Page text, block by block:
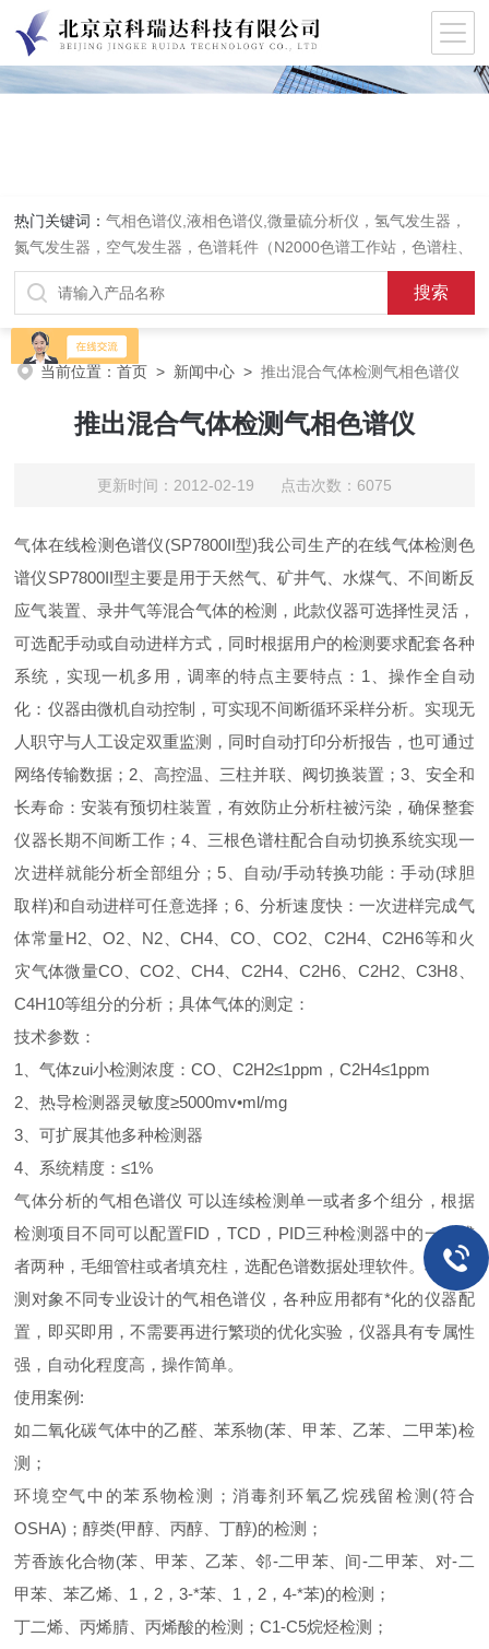
热门关键词：气相色谱仪,液相色谱仪,微量硫分析仪，氢气发生器，
氮气发生器，空气发生器，色谱耗件（N2000色谱工作站，色谱柱、
阀件、进样器、色谱担体），顶空进样器，热解析仪，紫外分光光度
计，原子吸收分光光度计，傅立叶红外光谱仪，分析天平等常规实验
室产品。
当前位置：首页 > 新闻中心 >推出混合气体检测气相色谱仪
推出混合气体检测气相色谱仪
更新时间：2012-02-19 点击次数：6075
气体在线检测色谱仪(SP7800II型)我公司生产的在线气体检测色
谱仪SP7800II型主要是用于天然气、矿井气、水煤气、不间断反
应气装置、录井气等混合气体的检测，此款仪器可选择性灵活，
可选配手动或自动进样方式，同时根据用户的检测要求配套各种
系统，实现一机多用，调率的特点主要特点：1、操作全自动
化：仪器由微机自动控制，可实现不间断循环采样分析。实现无
人职守与人工设定双重监测，同时自动打印分析报告，也可通过
网络传输数据；2、高控温、三柱并联、阀切换装置；3、安全和
长寿命：安装有预切柱装置，有效防止分析柱被污染，确保整套
仪器长期不间断工作；4、三根色谱柱配合自动切换系统实现一
次进样就能分析全部组分；5、自动/手动转换功能：手动(球胆
取样)和自动进样可任意选择；6、分析速度快：一次进样完成气
体常量H2、O2、N2、CH4、CO、CO2、C2H4、C2H6等和火
灾气体微量CO、CO2、CH4、C2H4、C2H6、C2H2、C3H8、
C4H10等组分的分析；具体气体的测定：
技术参数：
1、气体zui小检测浓度：CO、C2H2≤1ppm，C2H4≤1ppm
2、热导检测器灵敏度≥5000mv•ml/mg
3、可扩展其他多种检测器
4、系统精度：≤1%
气体分析的气相色谱仪 可以连续检测单一或者多个组分，根据
检测项目不同可以配置FID，TCD，PID三种检测器中的一种或
者两种，毛细管柱或者填充柱，选配色谱数据处理软件。根据检
测对象不同专业设计的气相色谱仪，各种应用都有*化的仪器配
置，即买即用，不需要再进行繁琐的优化实验，仪器具有专属性
强，自动化程度高，操作简单。
使用案例:
如二氧化碳气体中的乙醛、苯系物(苯、甲苯、乙苯、二甲苯)检
测；
环境空气中的苯系物检测；消毒剂环氧乙烷残留检测(符合
OSHA)；醇类(甲醇、丙醇、丁醇)的检测；
芳香族化合物(苯、甲苯、乙苯、邻-二甲苯、间-二甲苯、对-二
甲苯、苯乙烯、1，2，3-*苯、1，2，4-*苯)的检测；
丁二烯、丙烯腈、丙烯酸的检测；C1-C5烷烃检测；